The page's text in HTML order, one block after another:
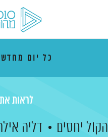
כל יום
לראות
הקול יחסים דליה